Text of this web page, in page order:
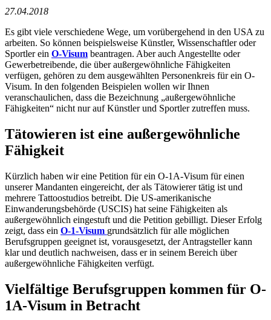
27.04.2018
Es gibt viele verschiedene Wege, um vorübergehend in den USA zu
arbeiten. So können beispielsweise Künstler, Wissenschaftler oder
Sportler ein O-Visum beantragen. Aber auch Angestellte oder
Gewerbetreibende, die über außergewöhnliche Fähigkeiten
verfügen, gehören zu dem ausgewählten Personenkreis für ein O-
Visum. In den folgenden Beispielen wollen wir Ihnen
veranschaulichen, dass die Bezeichnung „außergewöhnliche
Fähigkeiten“ nicht nur auf Künstler und Sportler zutreffen muss.
Tätowieren ist eine außergewöhnliche
Fähigkeit
Kürzlich haben wir eine Petition für ein O-1A-Visum für einen
unserer Mandanten eingereicht, der als Tätowierer tätig ist und
mehrere Tattoostudios betreibt. Die US-amerikanische
Einwanderungsbehörde (USCIS) hat seine Fähigkeiten als
außergewöhnlich eingestuft und die Petition gebilligt. Dieser Erfolg
zeigt, dass ein O-1-Visum grundsätzlich für alle möglichen
Berufsgruppen geeignet ist, vorausgesetzt, der Antragsteller kann
klar und deutlich nachweisen, dass er in seinem Bereich über
außergewöhnliche Fähigkeiten verfügt.
Vielfältige Berufsgruppen kommen für O-
1A-Visum in Betracht